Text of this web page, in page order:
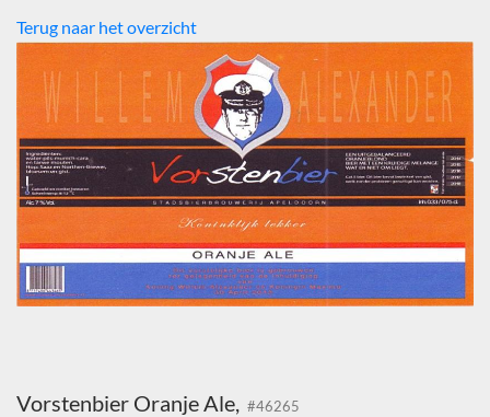
Terug naar het overzicht
Vorstenbier Oranje Ale, #46265